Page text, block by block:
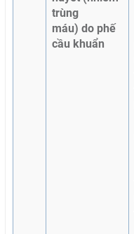
trùng
máu) do phế
cầu khuẩn